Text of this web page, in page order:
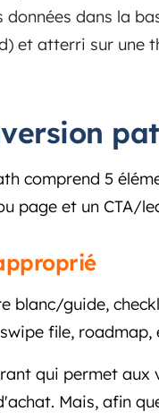
dans la
et atterri sur une
comprend 5
page et un CTA/
blanc/guide,
file, roadmap,
qui permet
Mais, afin